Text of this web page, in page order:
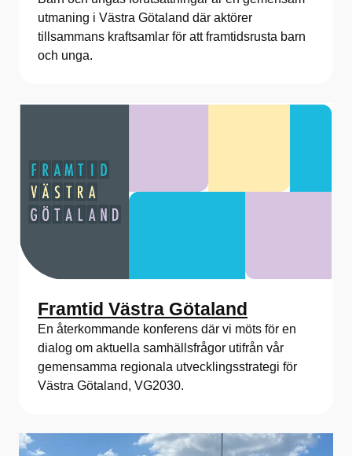
utmaning i Västra Götaland där aktörer
tillsammans kraftsamlar för att framtidsrusta barn
och unga.
Framtid Västra Götaland
En återkommande konferens där vi möts för en
dialog om aktuella samhällsfrågor utifrån vår
gemensamma regionala utvecklingsstrategi för
Västra Götaland, VG2030.